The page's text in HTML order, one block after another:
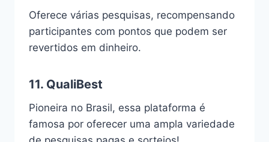
Oferece várias pesquisas, recompensando
participantes com pontos que podem ser
revertidos em dinheiro.
11. QualiBest
Pioneira no Brasil, essa plataforma é
famosa por oferecer uma ampla variedade